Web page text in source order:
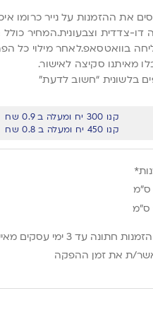
דו-צדדית וצבעונית.המחיר
בוואטסאפ.לאחר מילוי כל
מאיתנו סקיצה לאישור.
בלשונית “חשוב לדעת”
קנו 300 יח ומעלה ב 0.9 שח
קנו 450 יח ומעלה ב 0.8 שח
עד 3 ימי עסקים מאישר הגרפיקה*
ת את זמן ההפקה